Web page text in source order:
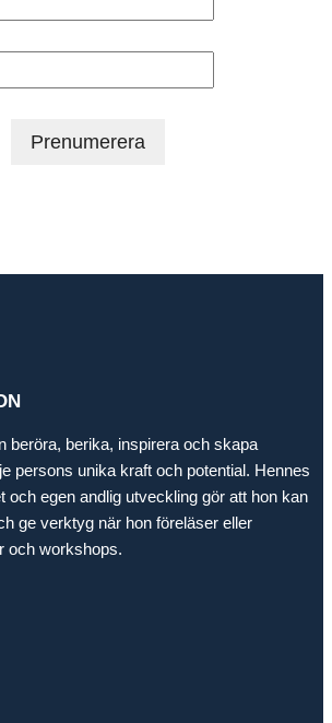
beröra, berika, inspirera och skapa
persons unika kraft och potential. Hennes
och egen andlig utveckling gör att hon kan
ge verktyg när hon föreläser eller
och workshops.